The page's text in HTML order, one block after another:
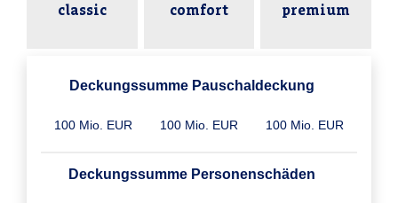
classic comfort premium
Deckungssumme Pauschaldeckung
100 Mio. EUR 100 Mio. EUR 100 Mio. EUR
Deckungssumme Personenschäden